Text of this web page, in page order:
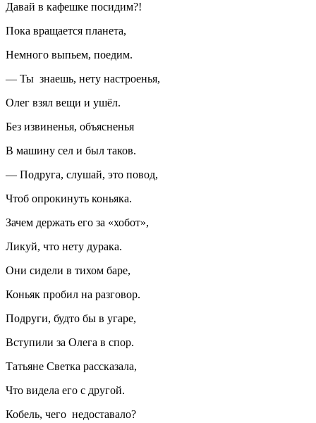
Давай в кафешке посидим?!
Пока вращается планета,
Немного выпьем, поедим.
— Ты знаешь, нету настроенья,
Олег взял вещи и ушёл.
Без извиненья, объясненья
В машину сел и был таков.
— Подруга, слушай, это повод,
Чтоб опрокинуть коньяка.
Зачем держать его за «хобот»,
Ликуй, что нету дурака.
Они сидели в тихом баре,
Коньяк пробил на разговор.
Подруги, будто бы в угаре,
Вступили за Олега в спор.
Татьяне Светка рассказала,
Что видела его с другой.
Кобель, чего недоставало?